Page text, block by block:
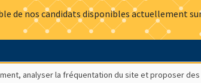
de nos candidats disponibles actuellement
Offres d'emploi Presse Mentions
analyser la fréquentation du site et proposer